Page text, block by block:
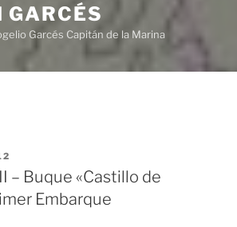
GARCÉS
Garcés Capitán de la Marina
– Buque «Castillo de
Embarque